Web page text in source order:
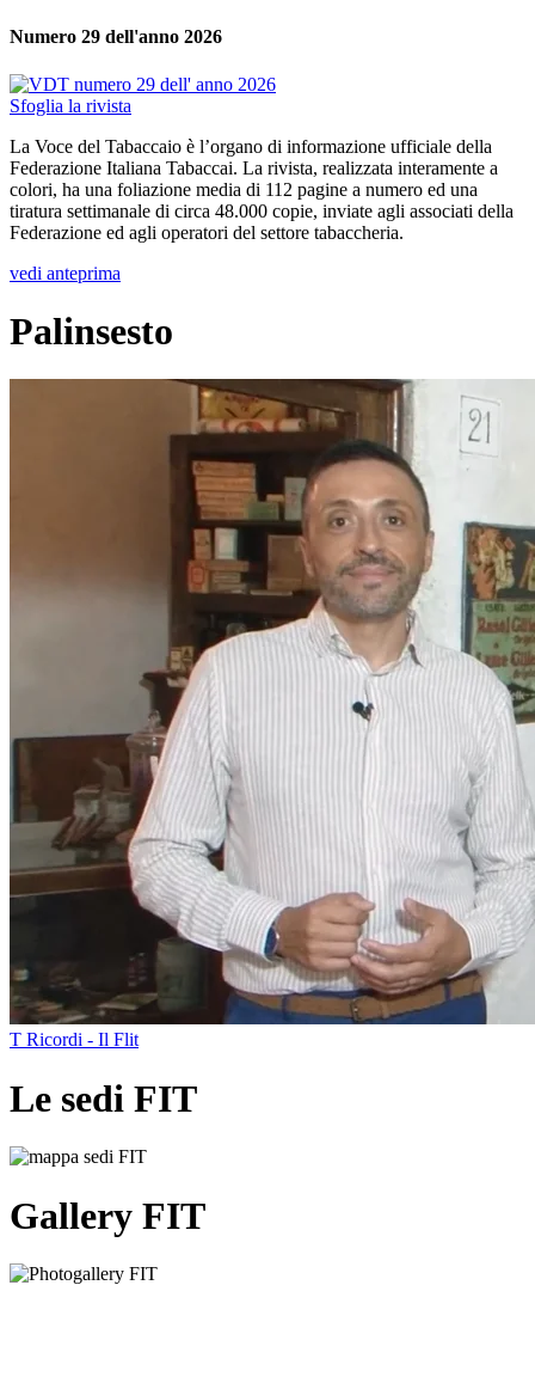
Numero 29 dell'anno 2026
Sfoglia la rivista
La Voce del Tabaccaio è l’organo di informazione ufficiale della
Federazione Italiana Tabaccai. La rivista, realizzata interamente a
colori, ha una foliazione media di 112 pagine a numero ed una
tiratura settimanale di circa 48.000 copie, inviate agli associati della
Federazione ed agli operatori del settore tabaccheria.
vedi anteprima
Palinsesto
T Ricordi - Il Flit
Le sedi FIT
Gallery FIT